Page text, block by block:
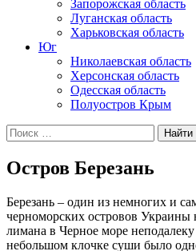
Запорожская область
Луганская область
Харьковская область
Юг
Николаевская область
Херсонская область
Одесская область
Полуостров Крым
Искать:
Остров Березань
Березань – один из немногих и
черноморских островов Украины
лимана в Черное море
небольшом клочке суши было